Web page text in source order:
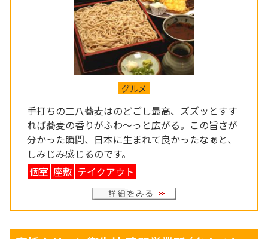
グルメ
手打ちの二八蕎麦はのどごし最高、ズズッとすす
れば蕎麦の香りがふわ～っと広がる。この旨さが
分かった瞬間、日本に生まれて良かったなぁと、
しみじみ感じるのです。
個室 座敷 テイクアウト